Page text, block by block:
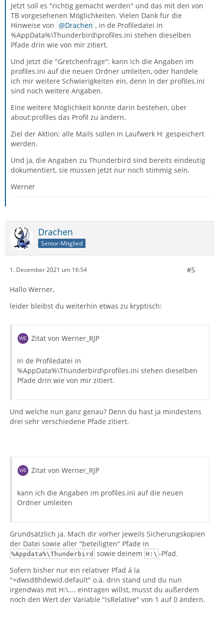
Jetzt soll es "richtig gemacht werden" und das mit den von
TB vorgesehenen Möglichkeiten. Vielen Dank für die
Hinweise von
Drachen , in de Profiledatei in
%AppData%\Thunderbird\profiles.ini stehen dieselben
Pfade drin wie von mir zitiert.
Und jetzt die "Gretchenfrage": kann ich die Angaben im
profiles.ini auf die neuen Ordner umleiten, oder handele
ich mir weitere Schwierigkeiten ein, denn in der profiles.ini
sind noch weitere Angaben.
Eine weitere Möglichkeit könnte darin bestehen, über
about:profiles das Profil zu ändern.
Ziel der Aktion: alle Mails sollen in Laufwerk H: gespeichert
werden.
Und ja, die Angaben zu Thunderbird sind bereits eindeutig
dokumentiert, sie müssen jetzt nur noch stimmig sein.
Werner
Drachen
Senior-Mitglied
1. Dezember 2021 um 16:54 #5
Hallo Werner,
leider bleibst du weiterhin etwas zu kryptisch:
Zitat von Werner_RJP
in de Profiledatei in
%AppData%\Thunderbird\profiles.ini stehen dieselben
Pfade drin wie von mir zitiert.
Und welche nun ganz genau? Denn du hast ja mindestens
drei sehr verschiedene Pfade zitiert.
Zitat von Werner_RJP
kann ich die Angaben im profiles.ini auf die neuen
Ordner umleiten
Grundsätzlich ja. Mach dir vorher jeweils Sicherungskopien
der Datei sowie aller "beteiligten" Pfade in
%Appdata%\Thunderbird sowie deinem H:\ -Pfad.
Sofern bisher nur ein relativer Pfad á la
"=dwsd8hdewid.default" o.ä. drin stand und du nun
irgendwas mit H:\.... eintragen willst, musst du außerdem
noch den Wert der Variable "isRelative" von 1 auf 0 ändern.